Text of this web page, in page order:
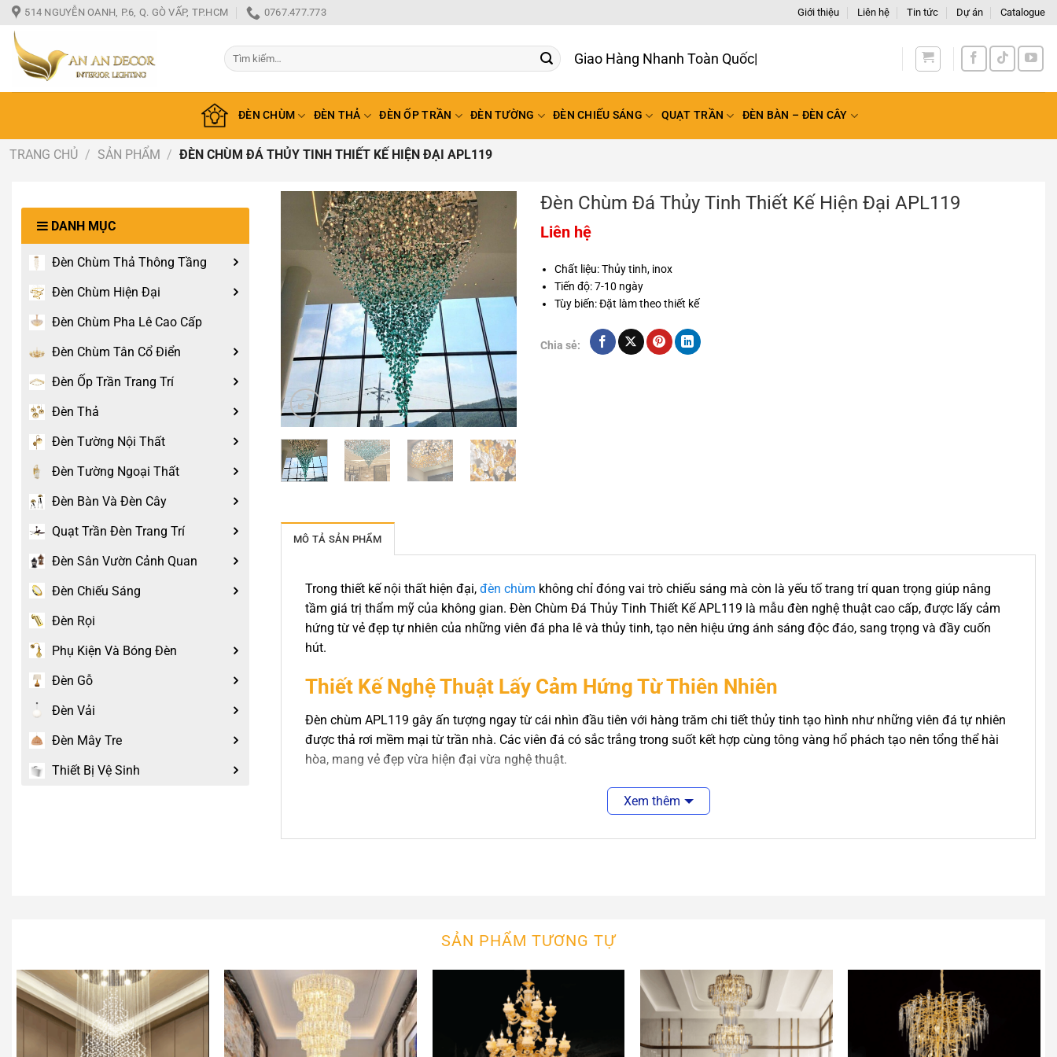
Bỏ
qua
nội
dung
514 NGUYỄN OANH, P.6, Q. GÒ VẤP, TP.HCM 0767.477.773 Giới thiệu Liên hệ Tin tức Dự án Catalogue
Tìm
kiếm:
Giao Hàng Nhanh Toàn Q
ĐÈN CHÙM ĐÈN THẢ ĐÈN ỐP TRẦN ĐÈN TƯỜNG ĐÈN CHIẾU SÁNG QUẠT TRẦN ĐÈN BÀN – ĐÈN CÂY
TRANG CHỦ / SẢN PHẨM / ĐÈN CHÙM ĐÁ THỦY TINH THIẾT KẾ HIỆN ĐẠI APL119
DANH MỤC
Đèn Chùm Thả Thông Tầng
Đèn Chùm Hiện Đại
Đèn Chùm Pha Lê Cao Cấp
Đèn Chùm Tân Cổ Điển
Đèn Ốp Trần Trang Trí
Đèn Thả
Đèn Tường Nội Thất
Đèn Tường Ngoại Thất
Đèn Bàn Và Đèn Cây
Quạt Trần Đèn Trang Trí
Đèn Sân Vườn Cảnh Quan
Đèn Chiếu Sáng
Đèn Rọi
Phụ Kiện Và Bóng Đèn
Đèn Gỗ
Đèn Vải
Đèn Mây Tre
Thiết Bị Vệ Sinh
Đèn Chùm Đá Thủy Tinh Thiết Kế Hiện Đại APL119
Liên hệ
Chất liệu: Thủy tinh, inox
Tiến độ: 7-10 ngày
Tùy biến: Đặt làm theo thiết kế
Chia sẻ:
MÔ TẢ SẢN PHẨM
Trong thiết kế nội thất hiện đại, đèn chùm không chỉ đóng vai trò chiếu sáng mà còn là yếu tố trang trí quan trọng giúp nâng
tầm giá trị thẩm mỹ của không gian. Đèn Chùm Đá Thủy Tinh Thiết Kế APL119 là mẫu đèn nghệ thuật cao cấp, được lấy cảm
hứng từ vẻ đẹp tự nhiên của những viên đá pha lê và thủy tinh, tạo nên hiệu ứng ánh sáng độc đáo, sang trọng và đầy cuốn
hút.
Thiết Kế Nghệ Thuật Lấy Cảm Hứng Từ Thiên Nhiên
Đèn chùm APL119 gây ấn tượng ngay từ cái nhìn đầu tiên với hàng trăm chi tiết thủy tinh tạo hình như những viên đá tự nhiên
được thả rơi mềm mại từ trần nhà. Các viên đá có sắc trắng trong suốt kết hợp cùng tông vàng hổ phách tạo nên tổng thể hài
hòa, mang vẻ đẹp vừa hiện đại vừa nghệ thuật.
Thiết kế dạng thả tầng giúp chiếc đèn tạo cảm giác chuyển động nhẹ nhàng trong không gian. Khi ánh sáng phản chiếu qua
các chi tiết thủy tinh, sản phẩm tạo nên hiệu ứng lung linh như những giọt nước hoặc viên đá quý đang lơ lửng giữa không
Đèn thủy tinh nghệ thuật hiện được đánh giá là một trong những xu hướng nổi bật trong thiết kế nội thất cao cấp nhờ khả năng
tạo hiệu ứng ánh sáng đẹp mắt và giá trị thẩm mỹ vượt trội.
Bên cạnh đó, hệ khung và đế đèn được hoàn thiện chắc chắn, đảm bảo độ bền cao trong quá trình sử dụng lâu dài.
Xem thêm
SẢN PHẨM TƯƠNG TỰ